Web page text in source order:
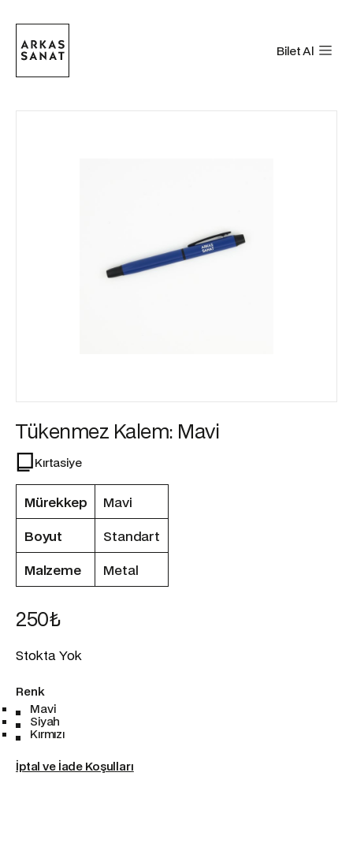
Bilet Al
Tükenmez Kalem: Mavi
Kırtasiye
Mürekkep
Boyut
Malzeme
Mavi
Standart
Metal
250₺
Stokta Yok
Renk
Mavi
Siyah
Kırmızı
İptal ve İade Koşulları